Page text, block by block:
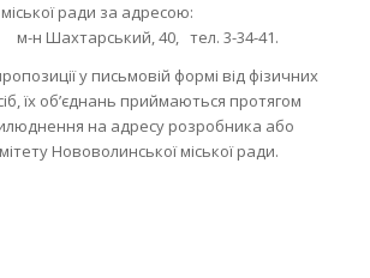
ради за адресою:
40, тел. 3-34-41.
у письмовій формі від фізичних
їх об’єднань приймаються протягом
на адресу розробника або
Нововолинської міської ради.